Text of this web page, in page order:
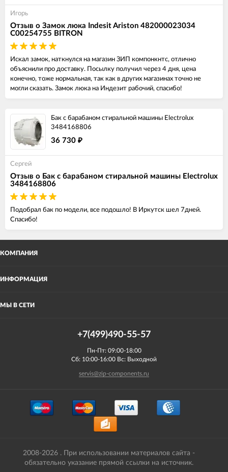
Игорь
Отзыв о Замок люка Indesit Ariston 482000023034
C00254755 BITRON
Искал замок, наткнулся на магазин ЗИП компонкнтс, отлично
объяснили про доставку. Посылку получил через 4 дня, цена
конечно, тоже нормальная, так как в других магазинах точно не
могли сказать. Замок люка на Индезит рабочий, спасибо!
Бак с барабаном стиральной машины Electrolux
3484168806
36 730 ₽
Сергей
Отзыв о Бак с барабаном стиральной машины Electrolux
3484168806
Подобрал бак по модели, все подошло! В Иркутск шел 7дней.
Спасибо!
КОМПАНИЯ
ИНФОРМАЦИЯ
МЫ В СЕТИ
+7(499)490-55-57
Пн-Пт: 09:00-18:00
Сб: 10:00-16:00 Вс: Выходной
servis@zip-components.ru
2008-2026 . При использовании материалов сайта -
обязательно указание прямой ссылки на источник.